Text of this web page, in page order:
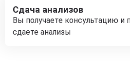
Сдача анализов
Вы получаете консультацию и
сдаете анализы